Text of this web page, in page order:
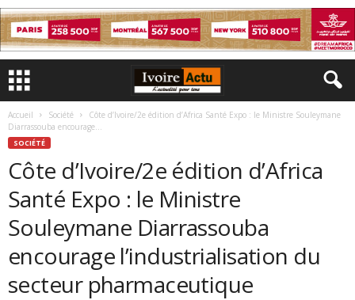
Accueil Société
Côte d’Ivoire/2e édition d’Africa Santé Expo : le Ministre Souleymane
Diarrassouba encourage...
SOCIÉTÉ
Côte d’Ivoire/2e édition d’Africa
Santé Expo : le Ministre
Souleymane Diarrassouba
encourage l’industrialisation du
secteur pharmaceutique